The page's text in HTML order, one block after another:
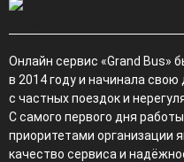
Онлайн сервис «Grand Bus»
в 2014 году и начинала свою
с частных поездок и
С самого первого дня работы
приоритетами организации
качество сервиса и